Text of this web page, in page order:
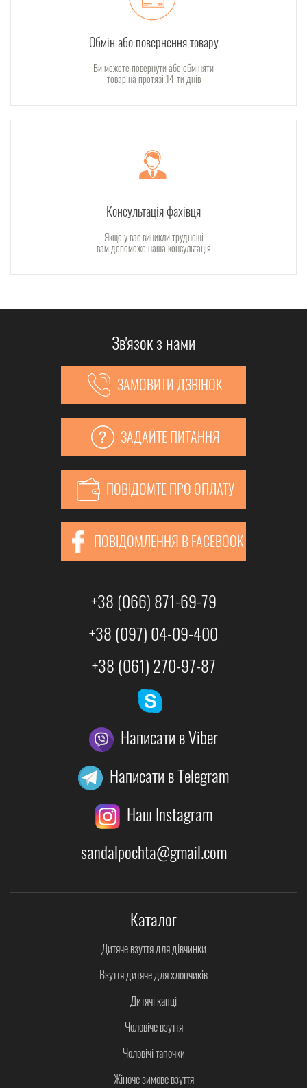
Обмін або повернення товару
Ви можете повернути або обміняти
товар на протязі 14-ти днів
Консультація фахівця
Якщо у вас виникли труднощі
вам допоможе наша консультація
Зв'язок з нами
ЗАМОВИТИ ДЗВІНОК
ЗАДАЙТЕ ПИТАННЯ
ПОВІДОМТЕ ПРО ОПЛАТУ
ПОВІДОМЛЕННЯ В FACEBOOK
+38 (066) 871-69-79
+38 (097) 04-09-400
+38 (061) 270-97-87
Написати в Viber
Написати в Telegram
Наш Instagram
sandalpochta@gmail.com
Каталог
Дитяче взуття для дівчинки
Взуття дитяче для хлопчиків
Дитячі капці
Чоловіче взуття
Чоловічі тапочки
Жіноче зимове взуття